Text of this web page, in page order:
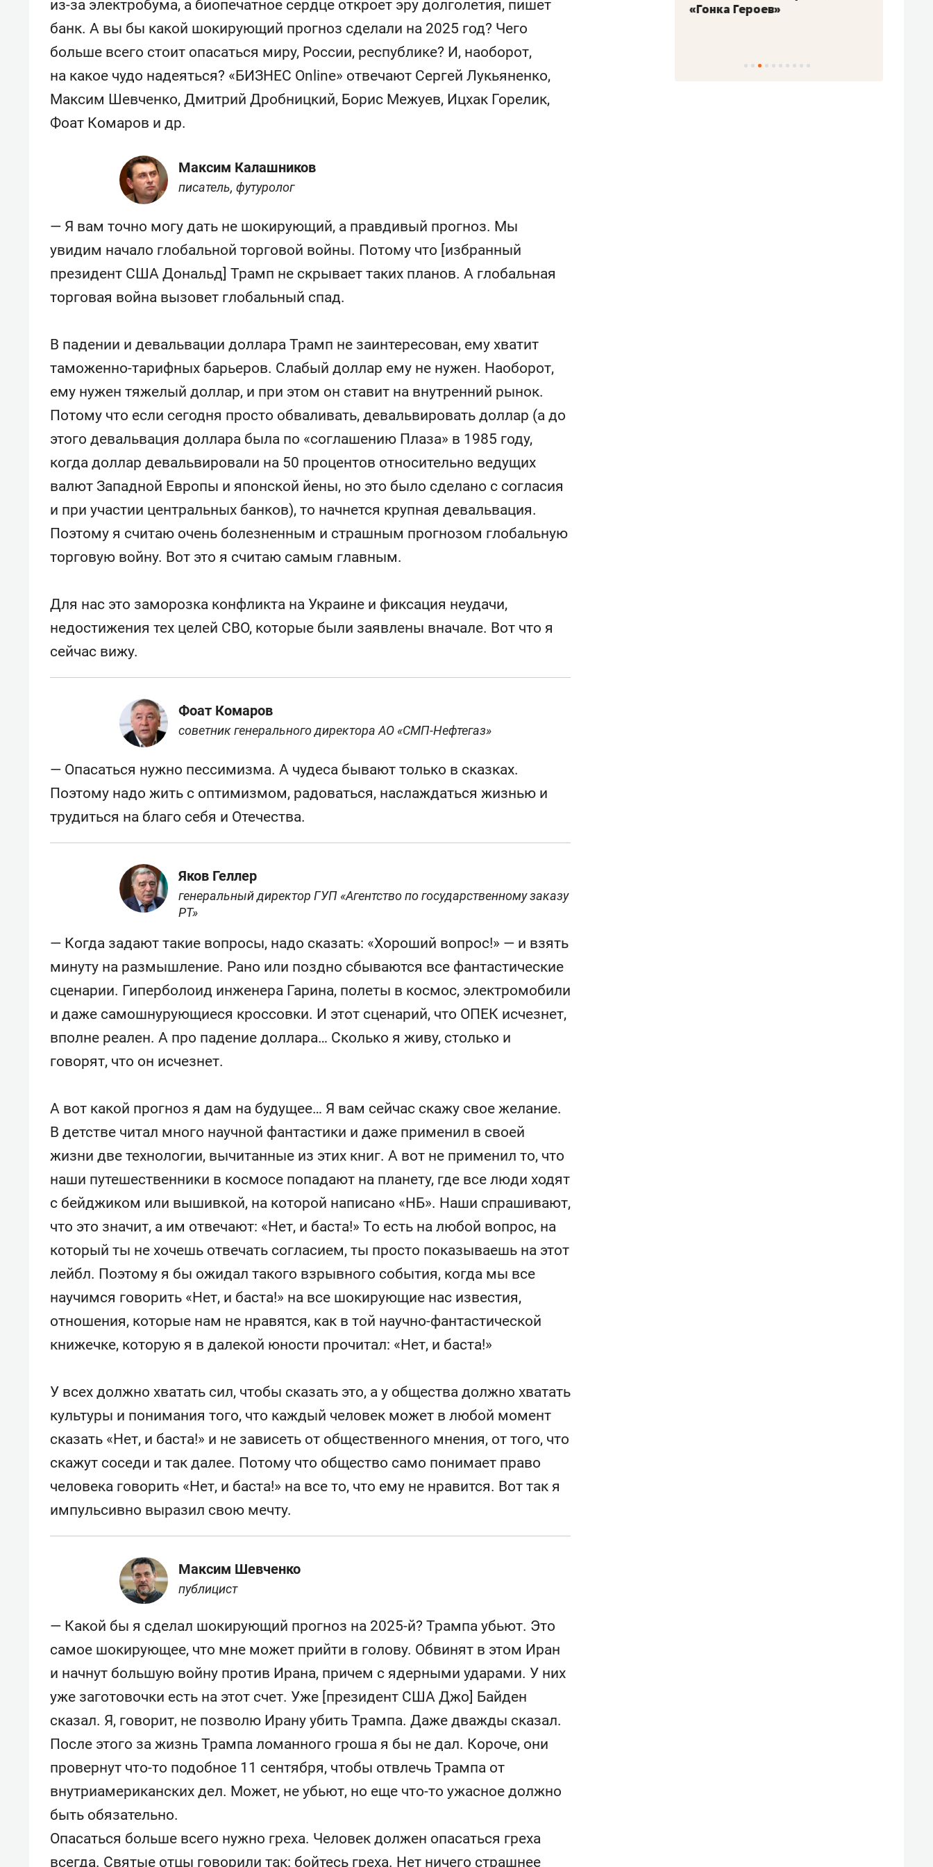
из-за электробума, а биопечатное сердце откроет эру долголетия, пишет
банк. А вы бы какой шокирующий прогноз сделали на 2025 год? Чего
больше всего стоит опасаться миру, России, республике? И, наоборот,
на какое чудо надеяться? «БИЗНЕС Online» отвечают Сергей Лукьяненко,
Максим Шевченко, Дмитрий Дробницкий, Борис Межуев, Ицхак Горелик,
Фоат Комаров и др.
Максим Калашников
писатель, футуролог
— Я вам точно могу дать не шокирующий, а правдивый прогноз. Мы
увидим начало глобальной торговой войны. Потому что [избранный
президент США Дональд] Трамп не скрывает таких планов. А глобальная
торговая война вызовет глобальный спад.
В падении и девальвации доллара Трамп не заинтересован, ему хватит
таможенно-тарифных барьеров. Слабый доллар ему не нужен. Наоборот,
ему нужен тяжелый доллар, и при этом он ставит на внутренний рынок.
Потому что если сегодня просто обваливать, девальвировать доллар (а до
этого девальвация доллара была по «соглашению Плаза» в 1985 году,
когда доллар девальвировали на 50 процентов относительно ведущих
валют Западной Европы и японской йены, но это было сделано с согласия
и при участии центральных банков), то начнется крупная девальвация.
Поэтому я считаю очень болезненным и страшным прогнозом глобальную
торговую войну. Вот это я считаю самым главным.
Для нас это заморозка конфликта на Украине и фиксация неудачи,
недостижения тех целей СВО, которые были заявлены вначале. Вот что я
сейчас вижу.
Фоат Комаров
советник генерального директора АО «СМП-Нефтегаз»
— Опасаться нужно пессимизма. А чудеса бывают только в сказках.
Поэтому надо жить с оптимизмом, радоваться, наслаждаться жизнью и
трудиться на благо себя и Отечества.
Яков Геллер
генеральный директор ГУП «Агентство по государственному заказу
РТ»
— Когда задают такие вопросы, надо сказать: «Хороший вопрос!» — и взять
минуту на размышление. Рано или поздно сбываются все фантастические
сценарии. Гиперболоид инженера Гарина, полеты в космос, электромобили
и даже самошнурующиеся кроссовки. И этот сценарий, что ОПЕК исчезнет,
вполне реален. А про падение доллара… Сколько я живу, столько и
говорят, что он исчезнет.
А вот какой прогноз я дам на будущее… Я вам сейчас скажу свое желание.
В детстве читал много научной фантастики и даже применил в своей
жизни две технологии, вычитанные из этих книг. А вот не применил то, что
наши путешественники в космосе попадают на планету, где все люди ходят
с бейджиком или вышивкой, на которой написано «НБ». Наши спрашивают,
что это значит, а им отвечают: «Нет, и баста!» То есть на любой вопрос, на
который ты не хочешь отвечать согласием, ты просто показываешь на этот
лейбл. Поэтому я бы ожидал такого взрывного события, когда мы все
научимся говорить «Нет, и баста!» на все шокирующие нас известия,
отношения, которые нам не нравятся, как в той научно-фантастической
книжечке, которую я в далекой юности прочитал: «Нет, и баста!»
У всех должно хватать сил, чтобы сказать это, а у общества должно хватать
культуры и понимания того, что каждый человек может в любой момент
сказать «Нет, и баста!» и не зависеть от общественного мнения, от того, что
скажут соседи и так далее. Потому что общество само понимает право
человека говорить «Нет, и баста!» на все то, что ему не нравится. Вот так я
импульсивно выразил свою мечту.
Максим Шевченко
публицист
— Какой бы я сделал шокирующий прогноз на 2025-й? Трампа убьют. Это
самое шокирующее, что мне может прийти в голову. Обвинят в этом Иран
и начнут большую войну против Ирана, причем с ядерными ударами. У них
уже заготовочки есть на этот счет. Уже [президент США Джо] Байден
сказал. Я, говорит, не позволю Ирану убить Трампа. Даже дважды сказал.
После этого за жизнь Трампа ломанного гроша я бы не дал. Короче, они
провернут что-то подобное 11 сентября, чтобы отвлечь Трампа от
внутриамериканских дел. Может, не убьют, но еще что-то ужасное должно
быть обязательно.
Опасаться больше всего нужно греха. Человек должен опасаться греха
всегда. Святые отцы говорили так: бойтесь греха. Нет ничего страшнее
состоянием как основа
антихрупких команд
«Гонка Героев»